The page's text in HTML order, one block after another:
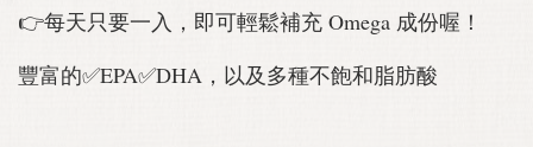
👉每天只要一入，即可輕鬆補充 Omega 成份喔！
豐富的✅EPA✅DHA，以及多種不飽和脂肪酸